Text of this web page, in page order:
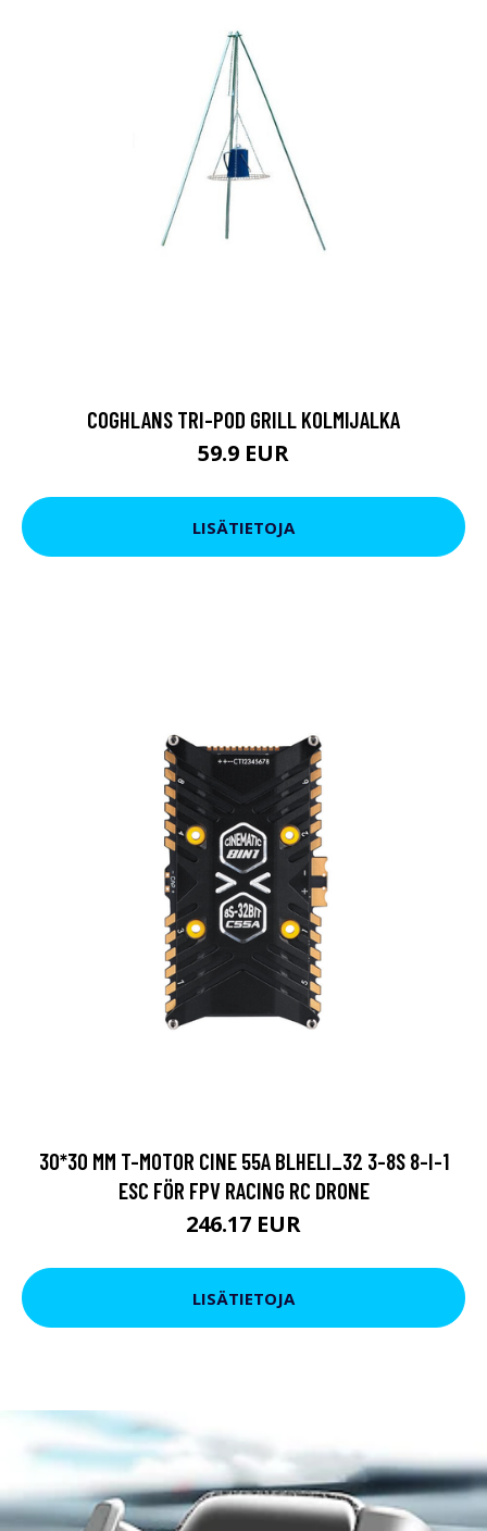
COGHLANS TRI-POD GRILL KOLMIJALKA
59.9 EUR
LISÄTIETOJA
30*30 MM T-MOTOR CINE 55A BLHELI_32 3-8S 8-I-1
ESC FÖR FPV RACING RC DRONE
246.17 EUR
LISÄTIETOJA